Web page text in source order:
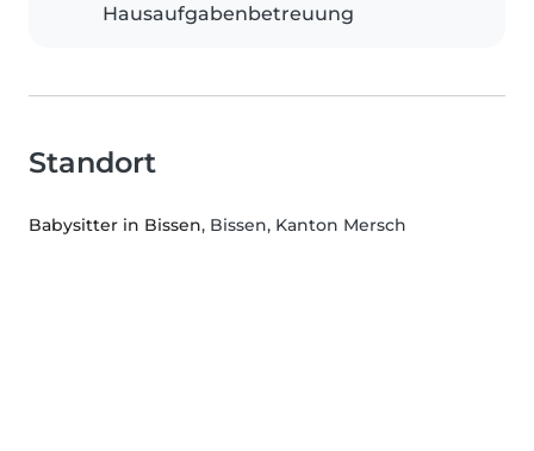
Hausaufgabenbetreuung
Standort
Babysitter in Bissen, Bissen, Kanton Mersch